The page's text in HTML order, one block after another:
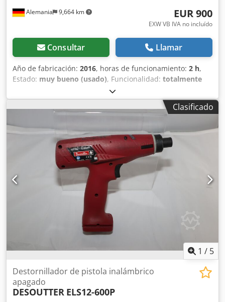
Alemania 9,664 km EUR 900
EXW VB IVA no incluído
Consultar Llamar
Año de fabricación: 2016, horas de funcionamiento: 2 h,
Estado: muy bueno (usado), Funcionalidad: totalmente
, número de máquina/vehículo:
nuestro inventario de herramientas de demostración,
probadas y completamente funcionales: Csdpfxev Ipt Re
L550-S4Q apagado con arranque por palanca Velocidad de
ralentí: 410 / 550 min-1 Rango de par: 4,0 a 12 Nm Salida:
1/4" Longitud: 301 mm Peso sin batería: 1,25 kg Otras
herramientas para producción industrial y mantenimiento
bajo demanda.
Clasificado
1 / 5
Destornillador de pistola inalámbrico
apagado
DESOUTTER ELS12-600P